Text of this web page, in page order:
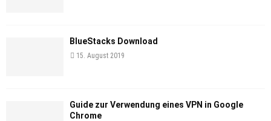
BlueStacks Download
15. August 2019
Guide zur Verwendung eines VPN in Google
Chrome